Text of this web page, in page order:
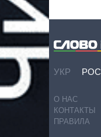
УКР РОС
О НАС
КОНТАКТЫ
ПРАВИЛА